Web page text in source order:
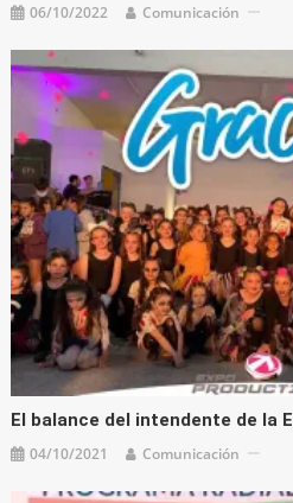
06/10/2022 Comunicación
El balance del intendente de la
04/10/2021 Comunicación